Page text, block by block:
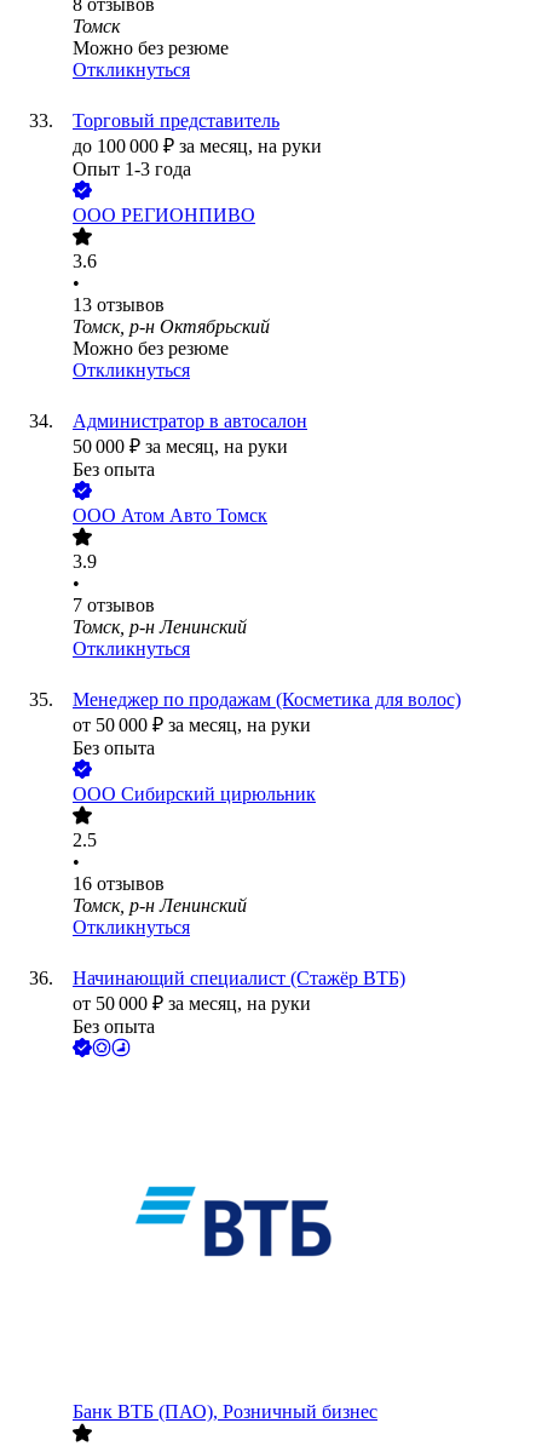
8 отзывов
Томск
Можно без резюме
Откликнуться
Торговый представитель
до 100 000 ₽ за месяц, на руки
Опыт 1-3 года
ООО РЕГИОНПИВО
3.6
•
13 отзывов
Томск, р-н Октябрьский
Можно без резюме
Откликнуться
Администратор в автосалон
50 000 ₽ за месяц, на руки
Без опыта
ООО Атом Авто Томск
3.9
•
7 отзывов
Томск, р-н Ленинский
Откликнуться
Менеджер по продажам (Косметика для волос)
от 50 000 ₽ за месяц, на руки
Без опыта
ООО Сибирский цирюльник
2.5
•
16 отзывов
Томск, р-н Ленинский
Откликнуться
Начинающий специалист (Стажёр ВТБ)
от 50 000 ₽ за месяц, на руки
Без опыта
Банк ВТБ (ПАО), Розничный бизнес